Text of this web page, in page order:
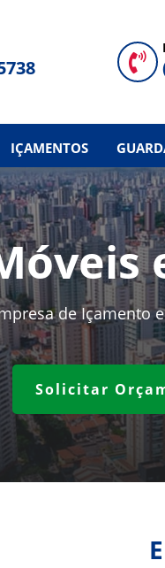

IÇAMENTOS
de Içamento
Solicitar